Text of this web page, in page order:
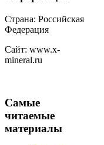
Страна: Российская
Федерация
Сайт: www.x-
mineral.ru
Самые
читаемые
материалы